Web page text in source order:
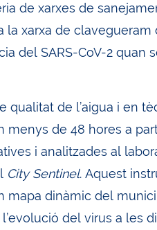
de xarxes de
la xarxa de clavegueram
del SARS-CoV-2 quan
qualitat de l’aigua i en
menys de 48 hores a
i analitzades al
City Sentinel. Aquest
mapa dinàmic del
del virus a les